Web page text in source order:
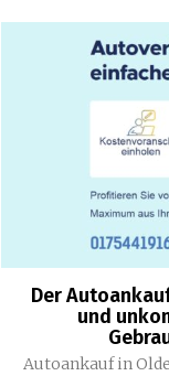
Der
und
Autoankauf in